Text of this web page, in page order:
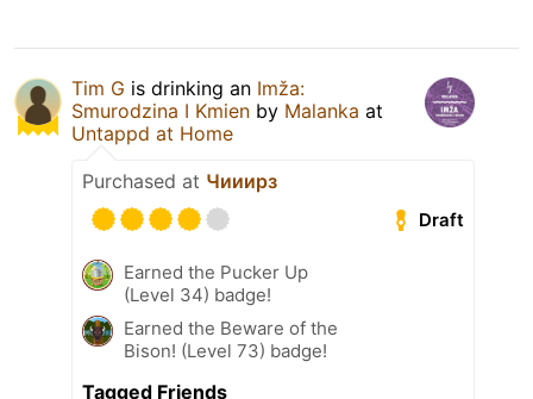
Tim G is drinking an Imža:
Smurodzina I Kmien by Malanka at
Untappd at Home
Purchased at Чииирз
Draft
Earned the Pucker Up
(Level 34) badge!
Earned the Beware of the
Bison! (Level 73) badge!
Tagged Friends